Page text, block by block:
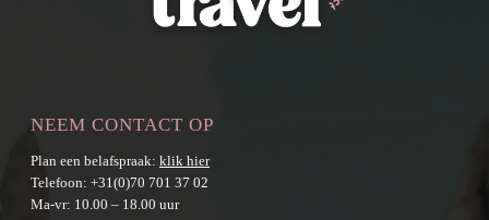
NEEM CONTACT OP
Plan een belafspraak: klik hier
Telefoon: +31(0)70 701 37 02
Ma-vr: 10.00 – 18.00 uur